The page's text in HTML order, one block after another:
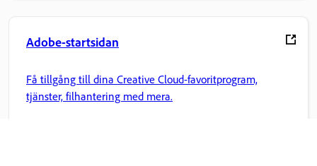
Adobe-startsidan
Få tillgång till dina Creative Cloud-favoritprogram,
tjänster, filhantering med mera.